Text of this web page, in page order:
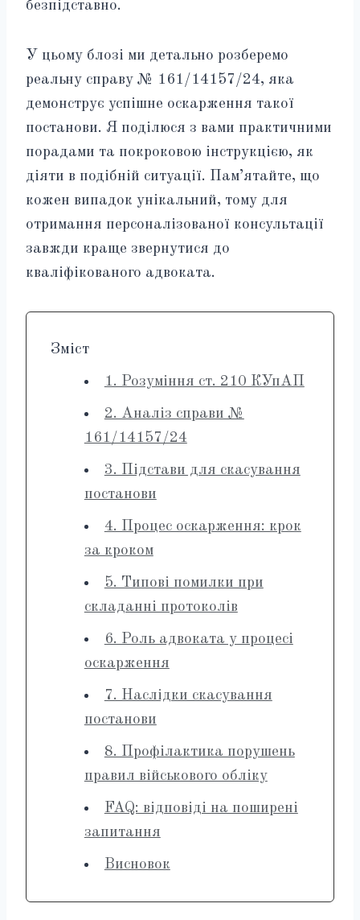
безпідставно.
У цьому блозі ми детально розберемо
реальну справу № 161/14157/24, яка
демонструє успішне оскарження такої
постанови. Я поділюся з вами практичними
порадами та покроковою інструкцією, як
діяти в подібній ситуації. Пам’ятайте, що
кожен випадок унікальний, тому для
отримання персоналізованої консультації
завжди краще звернутися до
кваліфікованого адвоката.
Зміст
1. Розуміння ст. 210 КУпАП
2. Аналіз справи №
161/14157/24
3. Підстави для скасування
постанови
4. Процес оскарження: крок
за кроком
5. Типові помилки при
складанні протоколів
6. Роль адвоката у процесі
оскарження
7. Наслідки скасування
постанови
8. Профілактика порушень
правил військового обліку
FAQ: відповіді на поширені
запитання
Висновок